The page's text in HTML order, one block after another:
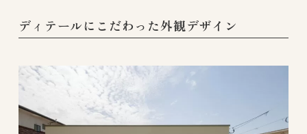
ディテールにこだわった外観デザイン